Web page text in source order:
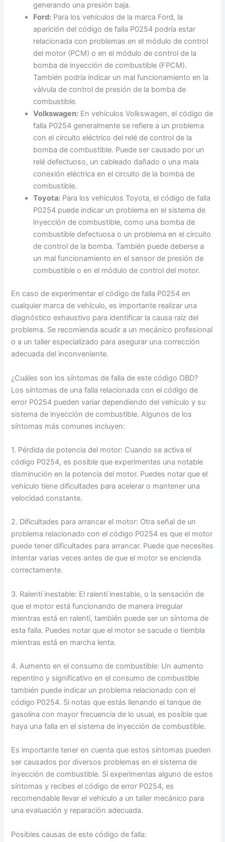
generando una presión baja.
Ford: Para los vehículos de la marca Ford, la
aparición del código de falla P0254 podría estar
relacionada con problemas en el módulo de control
del motor (PCM) o en el módulo de control de la
bomba de inyección de combustible (FPCM).
También podría indicar un mal funcionamiento en la
válvula de control de presión de la bomba de
combustible.
Volkswagen: En vehículos Volkswagen, el código de
falla P0254 generalmente se refiere a un problema
con el circuito eléctrico del relé de control de la
bomba de combustible. Puede ser causado por un
relé defectuoso, un cableado dañado o una mala
conexión eléctrica en el circuito de la bomba de
combustible.
Toyota: Para los vehículos Toyota, el código de falla
P0254 puede indicar un problema en el sistema de
inyección de combustible, como una bomba de
combustible defectuosa o un problema en el circuito
de control de la bomba. También puede deberse a
un mal funcionamiento en el sensor de presión de
combustible o en el módulo de control del motor.
En caso de experimentar el código de falla P0254 en
cualquier marca de vehículo, es importante realizar una
diagnóstico exhaustivo para identificar la causa raíz del
problema. Se recomienda acudir a un mecánico profesional
o a un taller especializado para asegurar una corrección
adecuada del inconveniente.
¿Cuáles son los síntomas de falla de este código OBD?
Los síntomas de una falla relacionada con el código de
error P0254 pueden variar dependiendo del vehículo y su
sistema de inyección de combustible. Algunos de los
síntomas más comunes incluyen:
1. Pérdida de potencia del motor: Cuando se activa el
código P0254, es posible que experimentes una notable
disminución en la potencia del motor. Puedes notar que el
vehículo tiene dificultades para acelerar o mantener una
velocidad constante.
2. Dificultades para arrancar el motor: Otra señal de un
problema relacionado con el código P0254 es que el motor
puede tener dificultades para arrancar. Puede que necesites
intentar varias veces antes de que el motor se encienda
correctamente.
3. Ralentí inestable: El ralentí inestable, o la sensación de
que el motor está funcionando de manera irregular
mientras está en ralentí, también puede ser un síntoma de
esta falla. Puedes notar que el motor se sacude o tiembla
mientras está en marcha lenta.
4. Aumento en el consumo de combustible: Un aumento
repentino y significativo en el consumo de combustible
también puede indicar un problema relacionado con el
código P0254. Si notas que estás llenando el tanque de
gasolina con mayor frecuencia de lo usual, es posible que
haya una falla en el sistema de inyección de combustible.
Es importante tener en cuenta que estos síntomas pueden
ser causados por diversos problemas en el sistema de
inyección de combustible. Si experimentas alguno de estos
síntomas y recibes el código de error P0254, es
recomendable llevar el vehículo a un taller mecánico para
una evaluación y reparación adecuada.
Posibles causas de este código de falla: